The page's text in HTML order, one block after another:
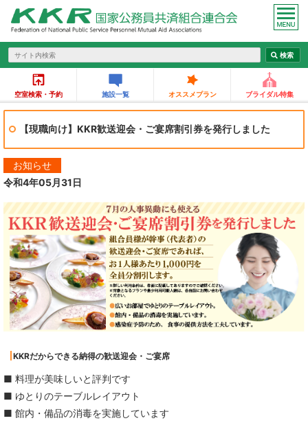
空室検索・予約 施設一覧 オススメプラン ブライダル特集
【現職向け】KKR歓送迎会・ご宴席割引券を発行しました
お知らせ
令和4年05月31日
KKRだからできる納得の歓送迎会・ご宴席
■ 料理が美味しいと評判です
■ ゆとりのテーブルレイアウト
■ 館内・備品の消毒を実施しています